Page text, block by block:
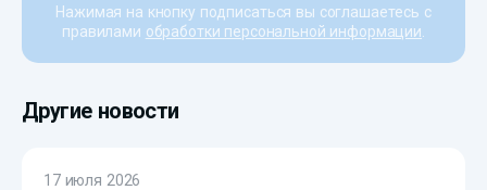
Нажимая на кнопку подписаться вы соглашаетесь с
правилами обработки персональной информации
Другие новости
17 июля 2026